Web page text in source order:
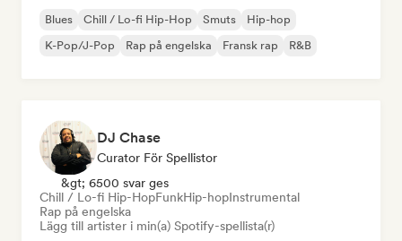
Blues Chill / Lo-fi Hip-Hop Smuts
Hip-hop
K-Pop/J-Pop
Rap på engelska Fransk rap R&B
DJ Chase
Curator För Spellistor
&gt; 6500 svar ges
Chill / Lo-fi Hip-HopFunkHip-hopInstrumental
Rap på engelska
Lägg till artister i min(a) Spotify-spellista(r)